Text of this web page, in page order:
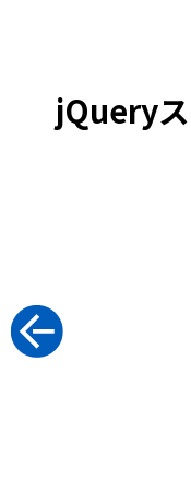
jQuery